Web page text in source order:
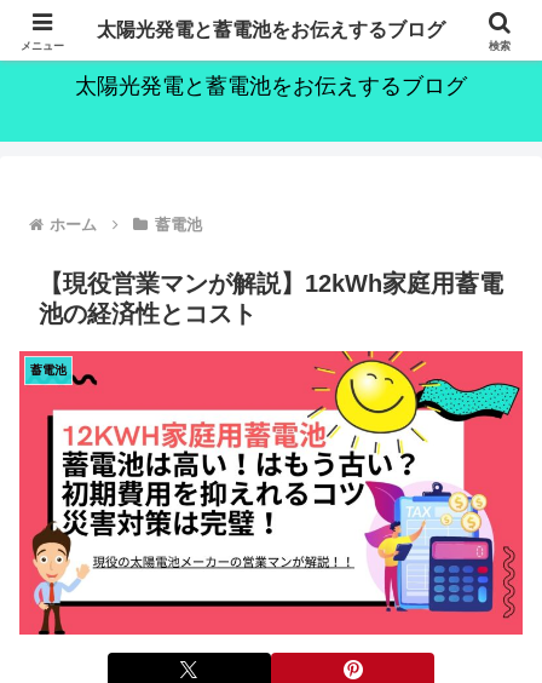
～持続可能な社会の実現のために～
太陽光発電と蓄電池をお伝えするブログ
ホーム 蓄電池
【現役営業マンが解説】12kWh家庭用蓄電
池の経済性とコスト
蓄電池
メニュー
太陽光発電と蓄電池をお伝えするブログ
検索